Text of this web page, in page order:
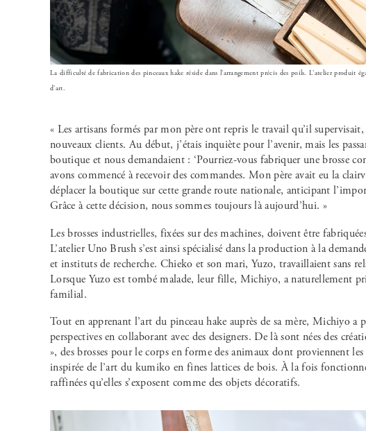
La difficulté de fabrication des pinceaux hake réside dans l’arrangement précis des poils. L’atelier produit
d’art.
« Les artisans formés par mon père ont repris le travail qu’il
nouveaux clients. Au début, j’étais inquiète pour l’avenir, mais les
boutique et nous demandaient : ‘Pourriez-vous fabriquer une brosse
avons commencé à recevoir des commandes. Mon père avait eu la
déplacer la boutique sur cette grande route nationale, anticipant
Grâce à cette décision, nous sommes toujours là aujourd’hui. »
Les brosses industrielles, fixées sur des machines, doivent être
L’atelier Uno Brush s’est ainsi spécialisé dans la production à la
et instituts de recherche. Chieko et son mari, Yuzo, travaillaient sans
Lorsque Yuzo est tombé malade, leur fille, Michiyo, a naturellement
familial.
Tout en apprenant l’art du pinceau hake auprès de sa mère, Michiyo a
perspectives en collaborant avec des designers. De là sont nées des
», des brosses pour le corps en forme des animaux dont proviennent
inspirée de l’art du kumiko en fines lattices de bois. À la fois
raffinées qu’elles s’exposent comme des objets décoratifs.